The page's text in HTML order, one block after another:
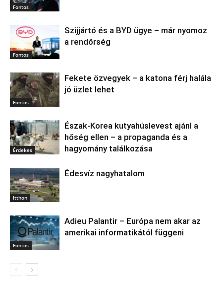
Fontos
Fontos
Szijjártó és a BYD ügye – már nyomoz
a rendőrség
Fontos
Fekete özvegyek – a katona férj halála
jó üzlet lehet
Érdekes
Észak‑Korea kutyahúslevest ajánl a
hőség ellen – a propaganda és a
hagyomány találkozása
Itthon
Édesvíz nagyhatalom
Fontos
Adieu Palantir – Európa nem akar az
amerikai informatikától függeni